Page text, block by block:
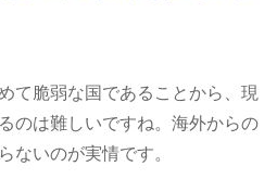
て脆弱な国であることから、現
のは難しいですね。海外からの
ないのが実情です。